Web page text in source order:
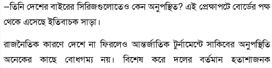
—তিনি দেশের বাইরের সিরিজগুলোতেও কেন অনুপস্থিত? এই প্রেক্ষাপটে বোর্ডের পক্ষ
থেকে এসেছে ইতিবাচক সাড়া।
রাজনৈতিক কারণে দেশে না ফিরলেও আন্তর্জাতিক টুর্নামেন্টে সাকিবের অনুপস্থিতি
অনেকের কাছে বোধগম্য নয়। বিশেষ করে দলের বর্তমান হতাশাজনক